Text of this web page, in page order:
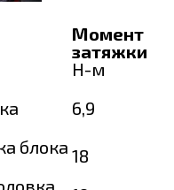
Момент
затяжки
Н-м
6,9
блока 18